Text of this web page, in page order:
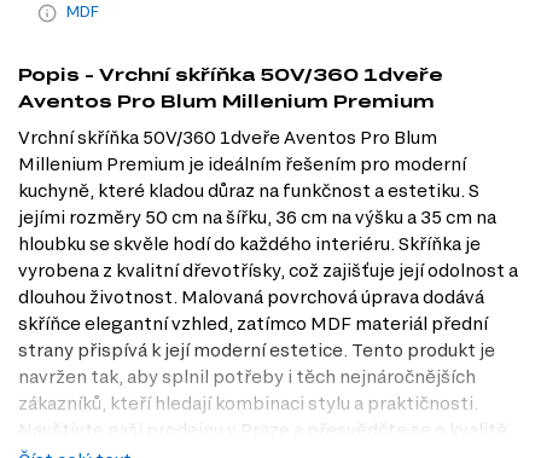
MDF
Popis - Vrchní skříňka 50V/360 1dveře
Aventos Pro Blum Millenium Premium
Vrchní skříňka 50V/360 1dveře Aventos Pro Blum
Millenium Premium je ideálním řešením pro moderní
kuchyně, které kladou důraz na funkčnost a estetiku. S
jejími rozměry 50 cm na šířku, 36 cm na výšku a 35 cm na
hloubku se skvěle hodí do každého interiéru. Skříňka je
vyrobena z kvalitní dřevotřísky, což zajišťuje její odolnost a
dlouhou životnost. Malovaná povrchová úprava dodává
skříňce elegantní vzhled, zatímco MDF materiál přední
strany přispívá k její moderní estetice. Tento produkt je
navržen tak, aby splnil potřeby i těch nejnáročnějších
zákazníků, kteří hledají kombinaci stylu a praktičnosti.
Navštivte naši prodejnu v Praze a přesvědčte se o kvalitě